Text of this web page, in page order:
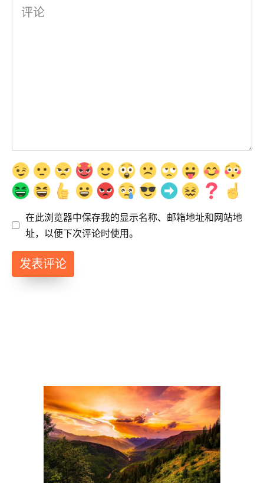
评
在此浏览器中保存我的显示名称、邮箱地址和网站地
址，以便下次评论时使用。